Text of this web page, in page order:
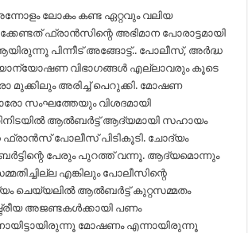
ലോകം കണ്ട ഏറ്റവും വലിയ
ഫ്രാന്‍സിന്റെ അഭിമാന പോരാട്ടമായി
പിന്നീട് അങ്ങോട്ട്.. പോലീസ്, അര്‍ദ്ധ
വിഭാഗങ്ങള്‍ എല്ലാവരും കൂടെ
മുക്കിലും അരിച്ച് പെറുക്കി. മോഷണ
സംഘത്തേയും വിശദമായി
ആല്‍ബര്‍ട്ട് ആദ്യമായി സഹായം
പോലീസ് പിടികൂടി. ചോദ്യം
പേരും പുറത്ത് വന്നൂ. ആദ്യമൊന്നും
എങ്കിലും പോലീസിന്റെ
ചെയ്യലില്‍ ആല്‍ബര്‍ട്ട് കുറ്റസമ്മതം
അജണ്ടകള്‍ക്കായി പണം
മോഷണം എന്നായിരുന്നൂ